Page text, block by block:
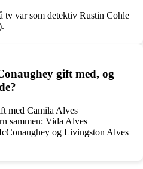
tv var som detektiv Rustin Cohle
gift med, og
med Camila Alves
sammen: Vida Alves
og Livingston Alves